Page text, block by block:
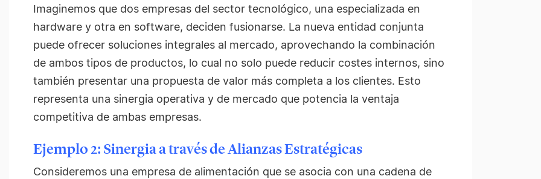
Imaginemos que dos empresas del sector tecnológico, una especializada en
hardware y otra en software, deciden fusionarse. La nueva entidad conjunta
puede ofrecer soluciones integrales al mercado, aprovechando la combinación
de ambos tipos de productos, lo cual no solo puede reducir costes internos, sino
también presentar una propuesta de valor más completa a los clientes. Esto
representa una sinergia operativa y de mercado que potencia la ventaja
competitiva de ambas empresas.
Ejemplo 2: Sinergia a través de Alianzas Estratégicas
Consideremos una empresa de alimentación que se asocia con una cadena de